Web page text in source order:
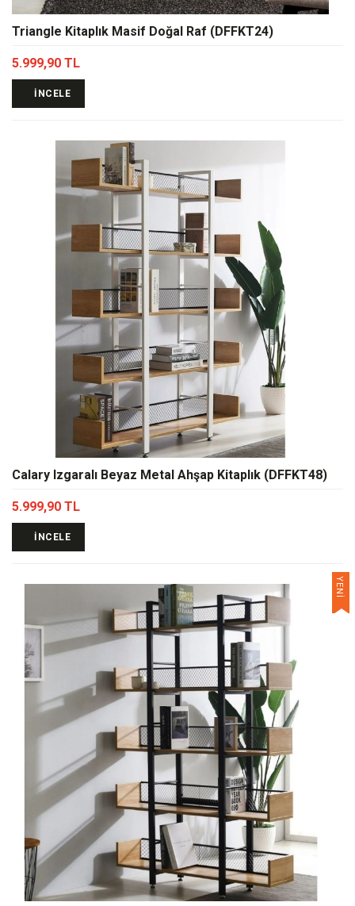
Triangle Kitaplık Masif Doğal Raf (DFFKT24)
5.999,90 TL
İNCELE
Calary Izgaralı Beyaz Metal Ahşap Kitaplık (DFFKT48)
5.999,90 TL
İNCELE
YENİ